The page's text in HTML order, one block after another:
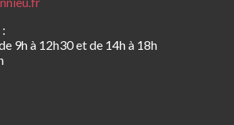
9h à 12h30 et de 14h à 18h